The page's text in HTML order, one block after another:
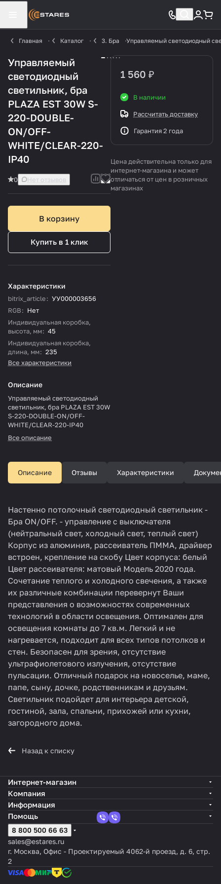
Главная Каталог 3. Бра Управляемый светодиодный
Управляемый
светодиодный
светильник, бра
PLAZA EST 30W S-
220-DOUBLE-
ON/OFF-
WHITE/CLEAR-220-
IP40
0 Нет отзывов
В корзину
Купить в 1 клик
Характеристики
bitrix_article: УУ000003656
RGB: Нет
Индивидуальная коробка,
высота, мм: 45
Индивидуальная коробка,
длина, мм: 235
Все характеристики
Описание
Управляемый светодиодный
светильник, бра PLAZA EST 30W
S-220-DOUBLE-ON/OFF-
WHITE/CLEAR-220-IP40
Все описание
1 560 ₽
В наличии
Рассчитать доставку
Гарантия 2 года
Цена действительна только для
интернет-магазина и может
отличаться от цен в розничных
магазинах
Описание Отзывы Характеристики
Настенно потолочный светодиодный светильник -
Бра ON/OFF. - управление с выключателя
(нейтральный свет, холодный свет, теплый свет)
Корпус из алюминия, рассеиватель ПММА, драйвер
встроен, крепление на скобу Цвет корпуса: белый
Цвет рассеивателя: матовый Модель 2020 года.
Сочетание теплого и холодного свечения, а также
их различные комбинации перевернут Ваши
представления о возможностях современных
технологий в области освещения. Оптимален для
освещения комнаты до 7 кв.м. Легкий и не
нагревается, подходит для всех типов потолков и
стен. Безопасен для зрения, отсутствие
ультрафиолетового излучения, отсутствие
пульсации. Отличный подарок на новоселье, маме,
папе, сыну, дочке, родственникам и друзьям.
Светильник подойдет для интерьера детской,
гостиной, зала, спальни, прихожей или кухни,
загородного дома.
Назад к списку
Интернет-магазин
Компания
Информация
Помощь
8 800 500 66 63
sales@estares.ru
г. Москва, Офис - Проектируемый 4062-й проезд, д. 6, стр.
2